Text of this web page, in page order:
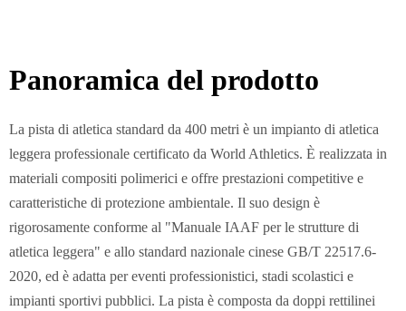
Panoramica del prodotto
La pista di atletica standard da 400 metri è un impianto di atletica
leggera professionale certificato da World Athletics. È realizzata in
materiali compositi polimerici e offre prestazioni competitive e
caratteristiche di protezione ambientale. Il suo design è
rigorosamente conforme al "Manuale IAAF per le strutture di
atletica leggera" e allo standard nazionale cinese GB/T 22517.6-
2020, ed è adatta per eventi professionistici, stadi scolastici e
impianti sportivi pubblici. La pista è composta da doppi rettilinei